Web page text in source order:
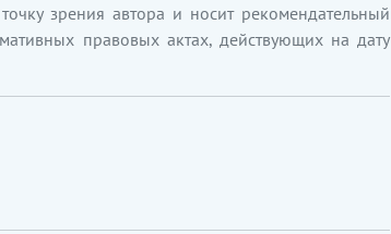
зрения автора и носит рекомендательный
правовых актах, действующих на дату